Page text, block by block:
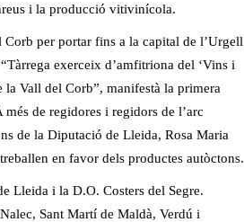
i la producció vitivinícola.
per portar fins a la capital de l’Urgell
exerceix d’amfitriona del ‘Vins i
la Vall del Corb”, manifestà la primera
més de regidores i regidors de l’arc
de la Diputació de Lleida, Rosa Maria
en favor dels productes autòctons.
Lleida i la D.O. Costers del Segre.
Sant Martí de Maldà, Verdú i